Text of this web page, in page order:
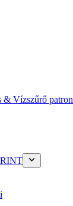
& Vízszűrő patron